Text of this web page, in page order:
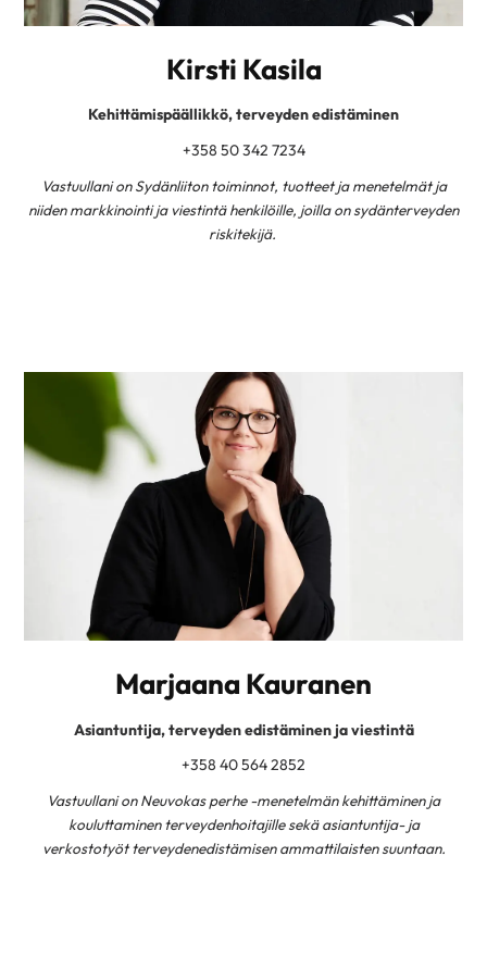
Kirsti Kasila
Kehittämispäällikkö, terveyden edistäminen
+358 50 342 7234
Vastuullani on Sydänliiton toiminnot, tuotteet ja menetelmät ja
niiden markkinointi ja viestintä henkilöille, joilla on sydänterveyden
riskitekijä.
Marjaana Kauranen
Asiantuntija, terveyden edistäminen ja viestintä
+358 40 564 2852
Vastuullani on Neuvokas perhe -menetelmän kehittäminen ja
kouluttaminen terveydenhoitajille sekä asiantuntija- ja
verkostotyöt terveydenedistämisen ammattilaisten suuntaan.